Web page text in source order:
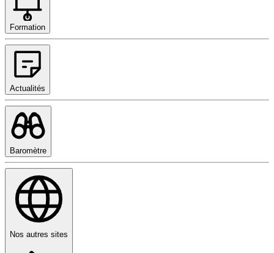
Formation
Actualités
Baromètre
Nos autres sites